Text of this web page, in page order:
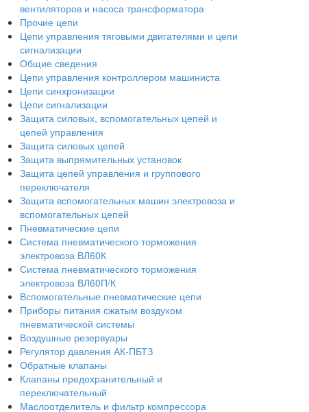
вентиляторов и насоса трансформатора
Прочие цепи
Цепи управления тяговыми двигателями и цепи
сигнализации
Общие сведения
Цепи управления контроллером машиниста
Цепи синхронизации
Цепи сигнализации
Защита силовых, вспомогательных цепей и
цепей управления
Защита силовых цепей
Защита выпрямительных установок
Защита цепей управления и группового
переключателя
Защита вспомогательных машин электровоза и
вспомогательных цепей
Пневматические цепи
Система пневматического торможения
электровоза ВЛ60К
Система пневматического торможения
электровоза ВЛ60П/К
Вспомогательные пневматические цепи
Приборы питания сжатым воздухом
пневматической системы
Воздушные резервуары
Регулятор давления АК-ПБТЗ
Обратные клапаны
Клапаны предохранительный и
переключательный
Маслоотделитель и фильтр компрессора